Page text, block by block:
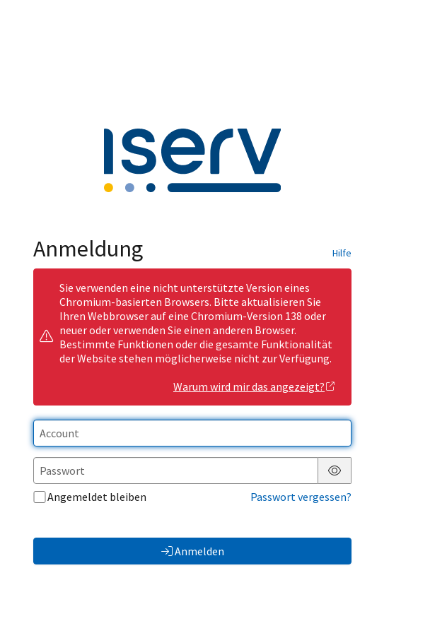
Anmeldung Hilfe
Sie verwenden eine nicht unterstützte Version eines
Chromium-basierten Browsers. Bitte aktualisieren Sie
Ihren Webbrowser auf eine Chromium-Version 138 oder
neuer oder verwenden Sie einen anderen Browser.
Bestimmte Funktionen oder die gesamte Funktionalität
der Website stehen möglicherweise nicht zur Verfügung.
Warum wird mir das angezeigt?
Passwort anzeigen
Angemeldet bleiben
Passwort vergessen?
Anmelden